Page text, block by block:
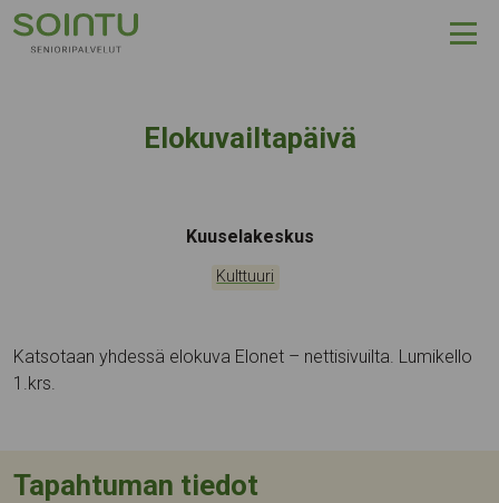
Hyppää sisältöön
Elokuvailtapäivä
Tapahtumapaikka:
Kuuselakeskus
Kategoriat:
Kulttuuri
Katsotaan yhdessä elokuva Elonet – nettisivuilta. Lumikello
1.krs.
Tapahtuman tiedot